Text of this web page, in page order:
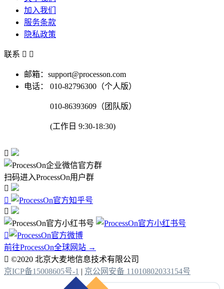
加入我们
服务条款
隐私政策
联系  
邮箱：support@processon.com
电话：
010-82796300（个人版）
010-86393609（团队版）
(工作日 9:30-18:30)

扫码进入ProcessOn用户群




前往ProcessOn全球网站 →
 ©2020 北京大麦地信息技术有限公司
京ICP备15008605号-1 | 京公网安备 11010802033154号